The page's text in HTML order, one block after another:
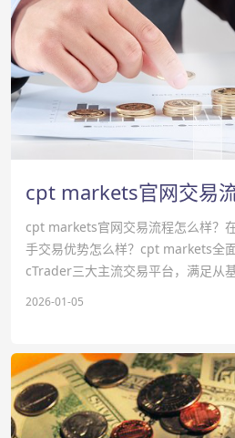
cpt markets官网交易流程怎么样？
手交易优势怎么样？‌‌cpt markets全
cTrader‌三大主流交易平台，满足从
2026-01-05